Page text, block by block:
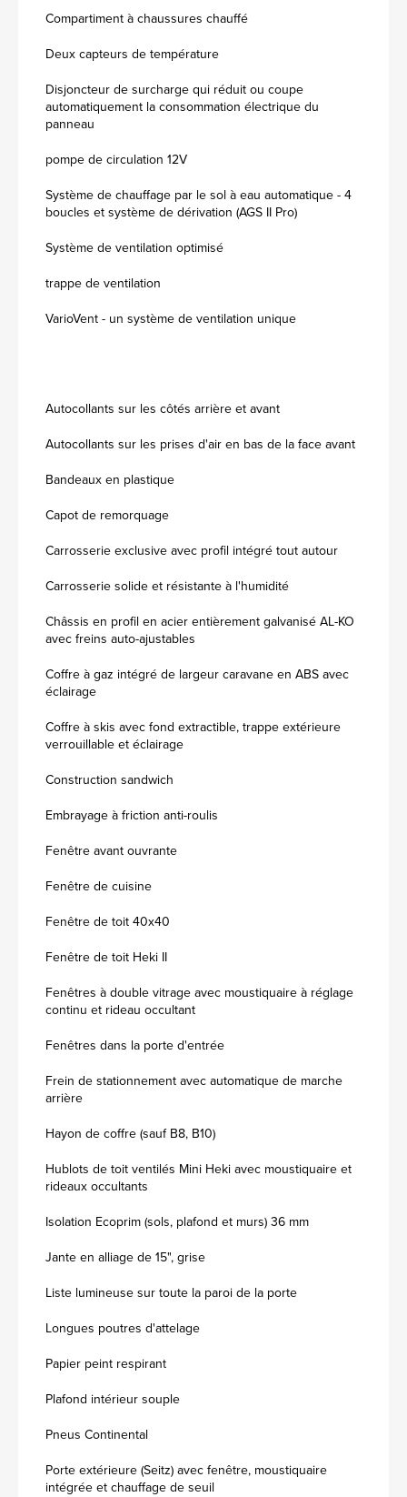
Compartiment à chaussures chauffé
Deux capteurs de température
Disjoncteur de surcharge qui réduit ou coupe
automatiquement la consommation électrique du
panneau
pompe de circulation 12V
Système de chauffage par le sol à eau automatique - 4
boucles et système de dérivation (AGS II Pro)
Système de ventilation optimisé
trappe de ventilation
VarioVent - un système de ventilation unique
Autocollants sur les côtés arrière et avant
Autocollants sur les prises d'air en bas de la face avant
Bandeaux en plastique
Capot de remorquage
Carrosserie exclusive avec profil intégré tout autour
Carrosserie solide et résistante à l'humidité
Châssis en profil en acier entièrement galvanisé AL-KO
avec freins auto-ajustables
Coffre à gaz intégré de largeur caravane en ABS avec
éclairage
Coffre à skis avec fond extractible, trappe extérieure
verrouillable et éclairage
Construction sandwich
Embrayage à friction anti-roulis
Fenêtre avant ouvrante
Fenêtre de cuisine
Fenêtre de toit 40x40
Fenêtre de toit Heki II
Fenêtres à double vitrage avec moustiquaire à réglage
continu et rideau occultant
Fenêtres dans la porte d'entrée
Frein de stationnement avec automatique de marche
arrière
Hayon de coffre (sauf B8, B10)
Hublots de toit ventilés Mini Heki avec moustiquaire et
rideaux occultants
Isolation Ecoprim (sols, plafond et murs) 36 mm
Jante en alliage de 15", grise
Liste lumineuse sur toute la paroi de la porte
Longues poutres d'attelage
Papier peint respirant
Plafond intérieur souple
Pneus Continental
Porte extérieure (Seitz) avec fenêtre, moustiquaire
intégrée et chauffage de seuil